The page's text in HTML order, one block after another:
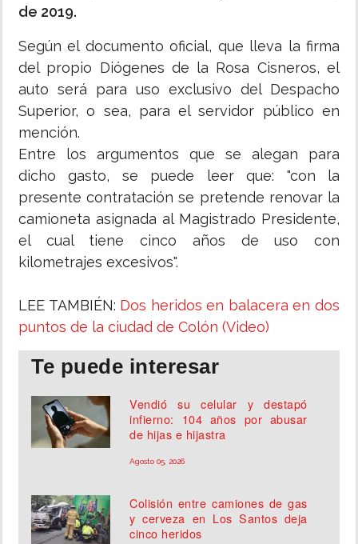
de 2019.
Según el documento oficial, que lleva la firma
del propio Diógenes de la Rosa Cisneros, el
auto será para uso exclusivo del Despacho
Superior, o sea, para el servidor público en
mención.
Entre los argumentos que se alegan para
dicho gasto, se puede leer que: "con la
presente contratación se pretende renovar la
camioneta asignada al Magistrado Presidente,
el cual tiene cinco años de uso con
kilometrajes excesivos".
LEE TAMBIÉN: Dos heridos en balacera en dos
puntos de la ciudad de Colón (Video)
Te puede interesar
Vendió su celular y destapó
infierno: 104 años por abusar
de hijas e hijastra
Agosto 05, 2026
Colisión entre camiones de gas
y cerveza en Los Santos deja
cinco heridos